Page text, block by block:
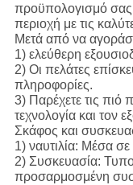
προϋπολογισμό
περιοχή με τις
Μετά από να
1) ελεύθερη
2) Οι πελάτες
πληροφορίες.
3) Παρέχετε τις πιό
τεχνολογία και τον
Σκάφος και
1) ναυτιλία: Μέσα
2) Συσκευασία:
προσαρμοσμένη